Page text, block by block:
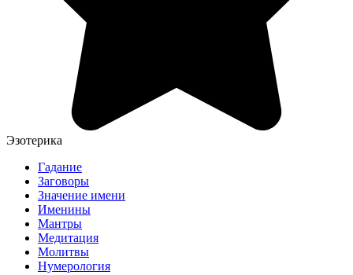
Эзотерика
Гадание
Заговоры
Значение имени
Именины
Мантры
Медитация
Молитвы
Нумерология